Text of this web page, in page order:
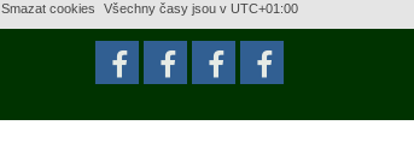
Všechny časy jsou v UTC+01:00
Smazat cookies